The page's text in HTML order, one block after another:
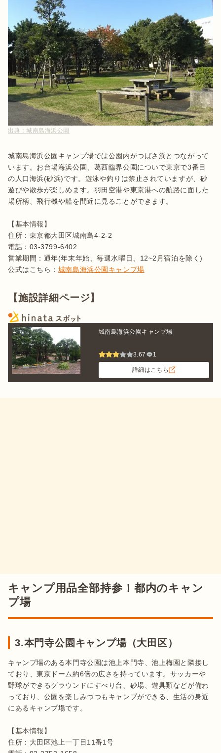
出典：城南島海浜公園
城南島海浜公園キャンプ場では公園内がつばさ浜とつながって
います。お台場海浜公園、葛西臨界公園についで東京で3番目
の人口海浜(砂浜)です。遊泳や釣りは禁止されていますが、砂
遊びや散歩が楽しめます。羽田空港や東京港への航路に面した
場所柄、飛行機や船を間近に見ることができます。
【基本情報】
住所：東京都大田区城南島4-2-2
電話：03-3799-6402
営業期間：通年(年末年始、毎週水曜日、12~2月宿泊を除く)
公式はこちら： 城南島海浜公園キャンプ場
【施設詳細ページ】
城南島海浜公園キャンプ場
3.67 1
詳細はこちら
キャンプ用品全部持参！都内のキャン
プ場
3.本門寺公園キャンプ場（大田区）
キャンプ場のある本門寺公園は池上本門寺、池上梅園と隣接し
ており、東京ドーム約6倍の広さを持っています。サッカーや
野球ができるグラウンドにすべり台、砂場、遊具類などが備わ
っており、公園を楽しみつつもキャンプができる、生活の身近
にあるキャンプ場です。
【基本情報】
住所：大田区池上一丁目11番1号